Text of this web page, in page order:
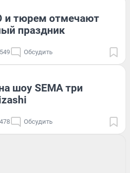
и тюрем отмечают
праздник
549 Обсудить
шоу SEMA три
478 Обсудить